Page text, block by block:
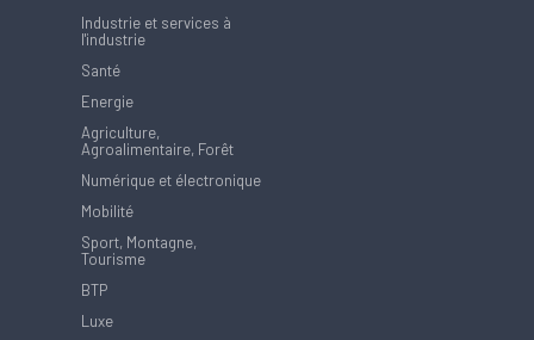
Industrie et services à
l'industrie
Santé
Energie
Agriculture,
Agroalimentaire, Forêt
Numérique et électronique
Mobilité
Sport, Montagne,
Tourisme
BTP
Luxe